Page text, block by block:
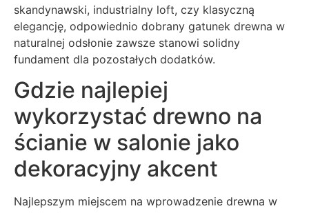
skandynawski, industrialny loft, czy klasyczną
elegancję, odpowiednio dobrany gatunek drewna w
naturalnej odsłonie zawsze stanowi solidny
fundament dla pozostałych dodatków.
Gdzie najlepiej
wykorzystać drewno na
ścianie w salonie jako
dekoracyjny akcent
Najlepszym miejscem na wprowadzenie drewna w